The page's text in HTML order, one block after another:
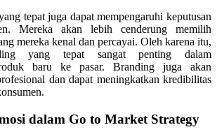
tepat juga dapat mempengaruhi keputusan
Mereka akan lebih cenderung memilih
mereka kenal dan percayai. Oleh karena itu,
yang tepat sangat penting dalam
baru ke pasar. Branding juga akan
dan dapat meningkatkan kredibilitas
dalam Go to Market Strategy